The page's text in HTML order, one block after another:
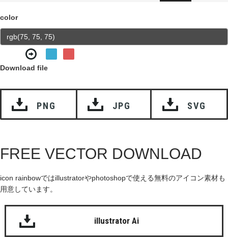
color
Download file
PNG JPG SVG
FREE VECTOR DOWNLOAD
icon rainbowではillustratorやphotoshopで使える無料のアイコン素材も
用意しています。
illustrator Ai